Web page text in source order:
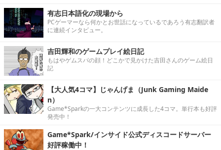
有志日本語化の現場から
PCゲーマーなら何かとお世話になっているであろう有志翻訳者
に連続インタビュー。
吉田輝和のゲームプレイ絵日記
もはやゲムスパの顔！どこかで見かけた吉田さんのゲーム絵日
記
【大人気4コマ】じゃんげま（Junk Gaming Maide
n）
Game*Sparkの一大コンテンツに成長した4コマ。単行本も好評
発売中！
Game*Spark/インサイド公式ディスコードサーバー
好評稼働中！